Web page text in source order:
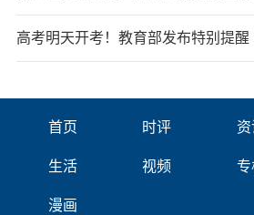
高考明天开考！教育部发布特别提醒
首页 时评
生活 视频 专
漫画